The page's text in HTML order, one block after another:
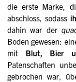
die erste Marke,
abschloss, sodass
dahin war der
Boden gewesen:
mit Blut, Bier
Patenschaften
gebrochen war,